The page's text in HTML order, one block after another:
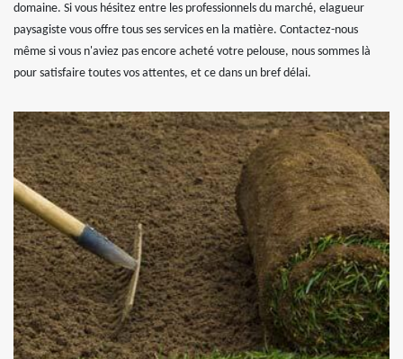
domaine. Si vous hésitez entre les professionnels du marché, elagueur
paysagiste vous offre tous ses services en la matière. Contactez-nous
même si vous n'aviez pas encore acheté votre pelouse, nous sommes là
pour satisfaire toutes vos attentes, et ce dans un bref délai.